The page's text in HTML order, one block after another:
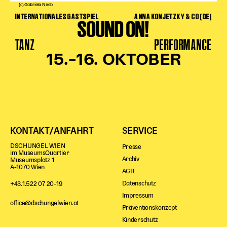
Partnerklasse + Partnerschule
Schulabenteuernacht
Probenklasse
PädagogikClub
Sommerfest
Open House
(c) Gabriela Neeb
INTERNATIONALES GASTSPIEL ANNA KONJETZKY & CO (DE)
SOUND ON!
TANZ PERFORMANCE
15.–16. OKTOBER
KONTAKT/ANFAHRT
DSCHUNGEL WIEN
im MuseumsQuartier
Museumsplatz 1
A-1070 Wien
+43.1.522 07 20-19
office@dschungelwien.at
SERVICE
Presse
Archiv
AGB
Datenschutz
Impressum
Präventionskonzept
Kinderschutz